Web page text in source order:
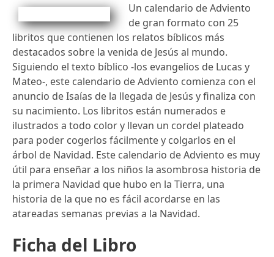
Un calendario de Adviento
de gran formato con 25
libritos que contienen los relatos bíblicos más
destacados sobre la venida de Jesús al mundo.
Siguiendo el texto bíblico -los evangelios de Lucas y
Mateo-, este calendario de Adviento comienza con el
anuncio de Isaías de la llegada de Jesús y finaliza con
su nacimiento. Los libritos están numerados e
ilustrados a todo color y llevan un cordel plateado
para poder cogerlos fácilmente y colgarlos en el
árbol de Navidad. Este calendario de Adviento es muy
útil para enseñar a los niños la asombrosa historia de
la primera Navidad que hubo en la Tierra, una
historia de la que no es fácil acordarse en las
atareadas semanas previas a la Navidad.
Ficha del Libro